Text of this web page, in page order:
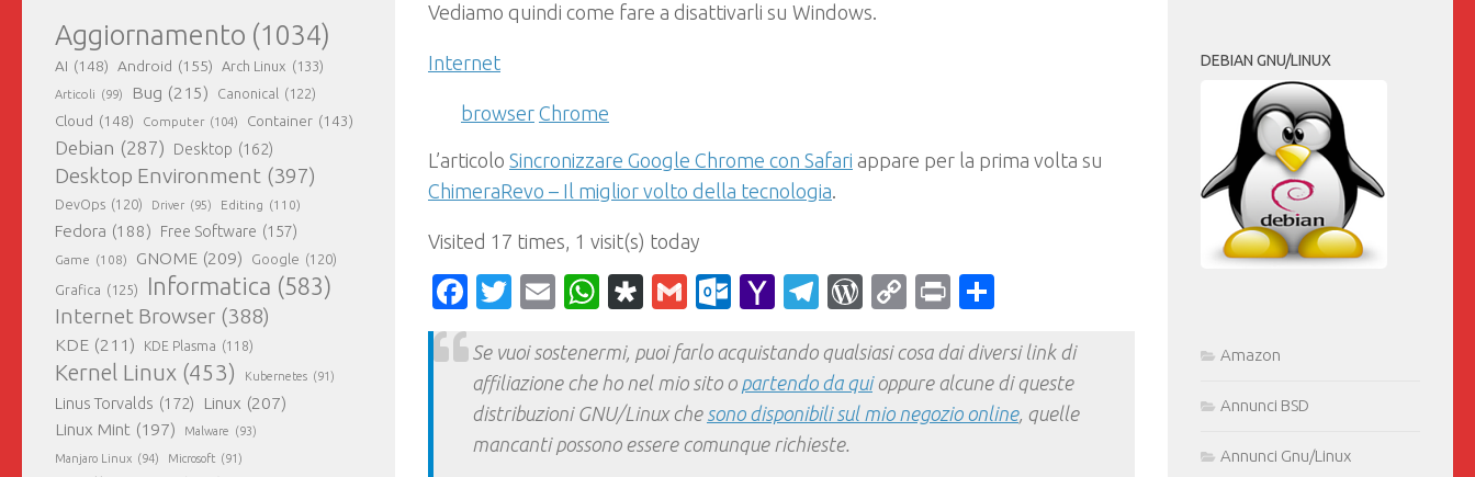
Vediamo quindi come fare a disattivarli su Windows.
Internet
browser Chrome
L’articolo Sincronizzare Google Chrome con Safari appare per la prima volta su
ChimeraRevo – Il miglior volto della tecnologia.
Visited 17 times, 1 visit(s) today
Facebook
Twitter
EmailWhatsApp
Diaspora
GmailOutlook.com
YahooTelegram
WordPress
CopyPrint
Se vuoi sostenermi, puoi farlo acquistando qualsiasi cosa dai diversi link di
affiliazione che ho nel mio sito o partendo da quioppure alcune di queste
distribuzioni GNU/Linux che sono disponibili sul mio negozio online, quelle
mancanti possono essere comunque richieste.
Aggiornamento (1034)
AI (148) Android (155) Arch Linux (133)
Articoli (99) Bug (215) Canonical (122)
Cloud (148) Computer (104) Container (143)
Debian (287) Desktop (162)
Desktop Environment (397)
DevOps (120) Driver (95) Editing (110)
Fedora (188) Free Software (157)
Game (108) GNOME (209) Google (120)
Grafica (125) Informatica (583)
Internet Browser (388)
KDE (211) KDE Plasma (118)
Kernel Linux (453) Kubernetes (91)
Linus Torvalds (172) Linux (207)
Linux Mint (197) Malware (93)
Manjaro Linux (94) Microsoft (91)
DEBIAN GNU/LINUX
Amazon
Annunci BSD
Annunci Gnu/Linux